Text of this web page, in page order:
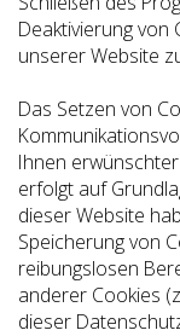
Deaktivierung von
unserer Website
Das Setzen von
Ihnen
erfolgt auf
dieser Website
Speicherung von
reibungslosen
anderer Cookies
dieser